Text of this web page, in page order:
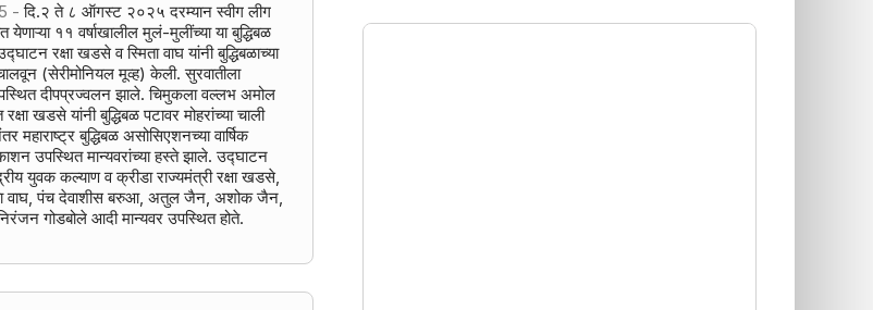
- दि.२ ते ८ ऑगस्ट २०२५ दरम्यान स्वीग लीग
येणाऱ्या ११ वर्षाखालील मुलं-मुलींच्या या बुद्धिबळ
रक्षा खडसे व स्मिता वाघ यांनी बुद्धिबळाच्या
(सेरीमोनियल मूव्ह) केली. सुरवातीला
दीपप्रज्वलन झाले. चिमुकला वल्लभ अमोल
खडसे यांनी बुद्धिबळ पटावर मोहरांच्या चाली
महाराष्ट्र बुद्धिबळ असोसिएशनच्या वार्षिक
उपस्थित मान्यवरांच्या हस्ते झाले. उद्घाटन
युवक कल्याण व क्रीडा राज्यमंत्री रक्षा खडसे,
वाघ, पंच देवाशीस बरुआ, अतुल जैन, अशोक जैन,
निरंजन गोडबोले आदी मान्यवर उपस्थित होते.